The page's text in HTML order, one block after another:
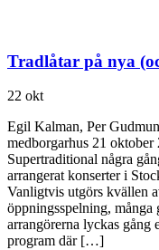
Tradlåtar på nya
22 okt
Egil Kalman, Per
medborgarhus 21
Supertraditional några
arrangerat konserter i
Vanligtvis utgörs kvällen
öppningsspelning, många
arrangörerna lyckas gång
program där […]